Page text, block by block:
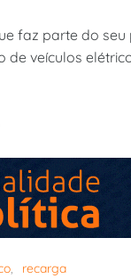
faz parte do
de veículos
recarga